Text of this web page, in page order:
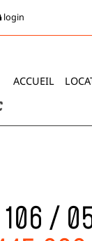
login
ACCUEIL
106 /